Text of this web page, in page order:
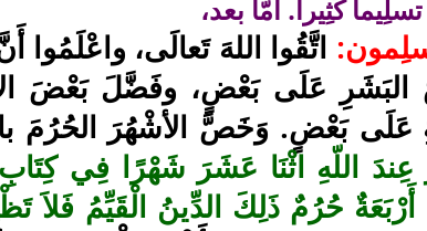
كَثِيراً. أمّا بعد،
اتَّقُوا اللهَ تَعالَى، واعْلَمُوا
عَلَى بَعْضٍ، وفَضَّلَ بَعْضَ
عَلَى بَعْضٍ. وَخَصَّ الأشْهُرَ الحُرُمَ
اللّهِ اثْنَا عَشَرَ شَهْرًا فِي
أَرْبَعَةٌ حُرُمٌ ذَلِكَ الدِّينُ الْقَيِّمُ فَلاَ